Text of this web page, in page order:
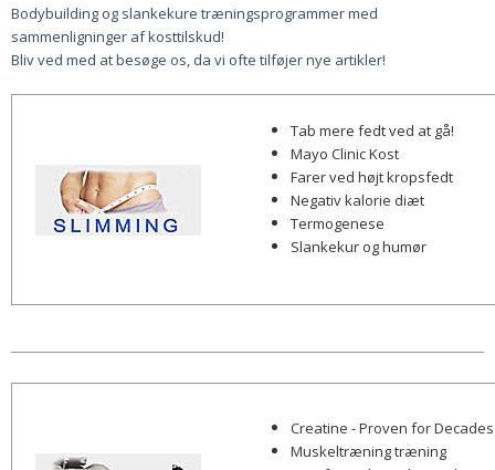
Bodybuilding og slankekure træningsprogrammer med
sammenligninger af kosttilskud!
Bliv ved med at besøge os, da vi ofte tilføjer nye artikler!
Tab mere fedt ved at gå!
Mayo Clinic Kost
Farer ved højt kropsfedt
Negativ kalorie diæt
Termogenese
Slankekur og humør
Creatine - Proven for Decades
Muskeltræning træning